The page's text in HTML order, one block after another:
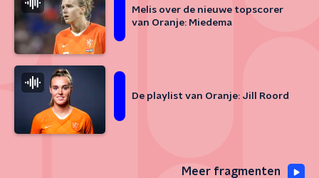
Melis over de nieuwe topscorer
van Oranje: Miedema
De playlist van Oranje: Jill Roord
Meer fragmenten